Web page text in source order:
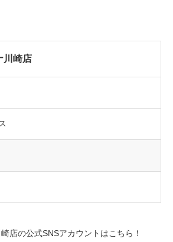
川崎店
店の公式SNSアカウントはこちら！